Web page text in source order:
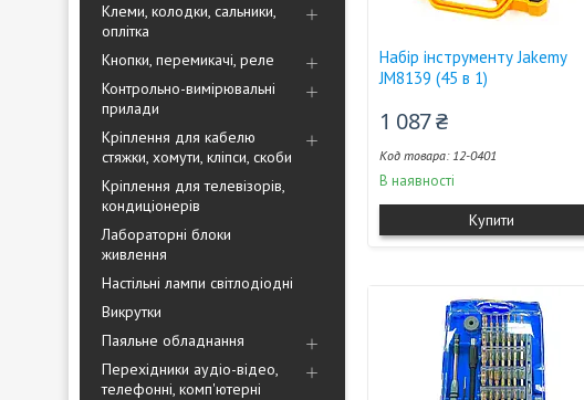
Клеми, колодки, сальники,
оплітка
Кнопки, перемикачі, реле
Контрольно-вимірювальні
прилади
Кріплення для кабелю
стяжки, хомути, кліпси, скоби
Кріплення для телевізорів,
кондиціонерів
Лабораторні блоки
живлення
Настільні лампи світлодіодні
Викрутки
Паяльне обладнання
Перехідники аудіо-відео,
телефонні, комп'ютерні
Набір інструменту Jakemy
JM8139 (45 в 1)
1 087 ₴
12-0401
В наявності
Купити